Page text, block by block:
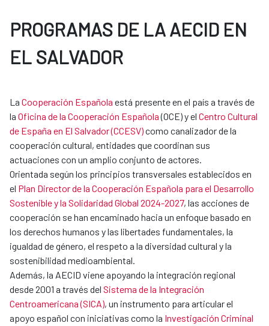
PROGRAMAS DE LA AECID EN
EL SALVADOR
La Cooperación Española está presente en el país a través de
la Oficina de la Cooperación Española(OCE) y el Centro Cultural
de España en El Salvador (CCESV)como canalizador de la
cooperación cultural, entidades que coordinan sus
actuaciones con un amplio conjunto de actores.
Orientada según los principios transversales establecidos en
el Plan Director de la Cooperación Española para el Desarrollo
Sostenible y la Solidaridad Global 2024-2027, las acciones de
cooperación se han encaminado hacia un enfoque basado en
los derechos humanos y las libertades fundamentales, la
igualdad de género, el respeto a la diversidad cultural y la
sostenibilidad medioambiental.
Además, la AECID viene apoyando la integración regional
desde 2001 a través del Sistema de la Integración
Centroamericana (SICA), un instrumento para articular el
apoyo español con iniciativas como la Investigación Criminal